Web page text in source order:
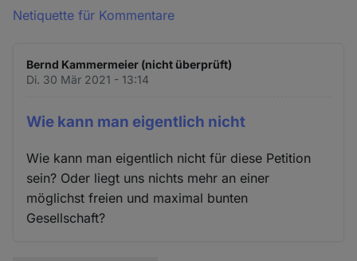
Netiquette für Kommentare
Bernd Kammermeier (nicht überprüft)
Di. 30 Mär 2021 - 13:14
Wie kann man eigentlich nicht
Wie kann man eigentlich nicht für diese Petition
sein? Oder liegt uns nichts mehr an einer
möglichst freien und maximal bunten
Gesellschaft?